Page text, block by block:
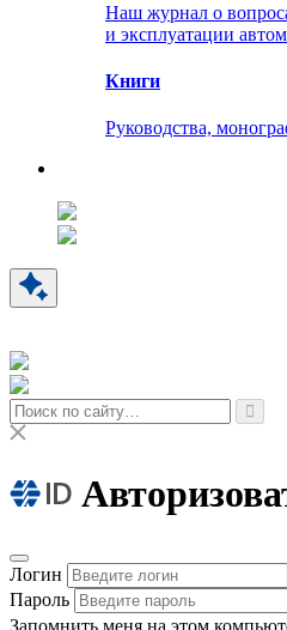
Наш журнал о
и эксплуатации
Книги
Руководства,
Логин
Пароль